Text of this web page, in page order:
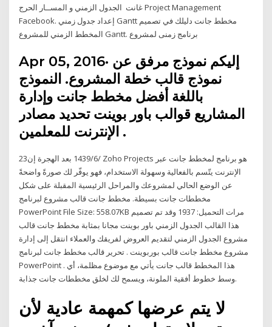
غانت الجدول الزمني و المســار الحرج Project Management
Facebook. إعداد جدول زمني Gantt مخطط جانت دليلك في تصميم
Apr 05, 2016· إليكم نموذج مرفق عن
نموذج قالب خطة المشروع. النموذج
باللغة أفضل مخطط جانت وإدارة
المشاريع قوالب باور بوينت تحديد مصادر
الإنترنت للمعلمين .
23‏‏/6‏‏/1439 بعد الهجرة إن Zoho Projects هو برنامج لمخطط جانت عبر
الإنترنت يتّسم بالفعالية وسهولة الاستخدام، فهو يوفّر لك صورةً واضحةً
عن الوضع الحالي لمشروعك والمراحل الرئيسية المقبلة على شكل
مخططات جانت بسيطة. مخطط جانت قالب مشروع لبرنامج
PowerPoint File Size: 558.07KB مرات التحميل: 1937 وقد تم تصميم
هذا القالب الجدول الزمني باور بوينت مجانا بمثابة مخطط جانت قالب
مشروع الجدول الزمني لتقديم العروض لفريقك والعملاء انتقل إلى إدارة
مشروع مخطط جانت قالب بوربوينت . تحرير قالب مخطط جانت لبرنامج
PowerPoint . هذا المخطط قالب جانت يأتي مع موضوع مظلمة، أي
وسط خطوط أفقية الملونة، ويسمح لك لخلق مخططات جانت جذابة.
لا يتم عرضها كمهمة عادية لأن